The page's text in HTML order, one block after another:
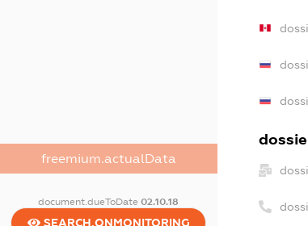
freemium.actualData
document.dueToDate02.10.18
SEARCH.ONMONITORING